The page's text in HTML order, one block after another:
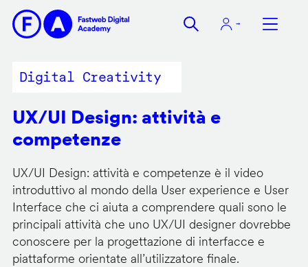
contenuto
Digital Creativity
UX/UI Design: attività e
competenze
UX/UI Design: attività e competenze è il video
introduttivo al mondo della User experience e User
Interface che ci aiuta a comprendere quali sono le
principali attività che uno UX/UI designer dovrebbe
conoscere per la progettazione di interfacce e
piattaforme orientate all’utilizzatore finale.